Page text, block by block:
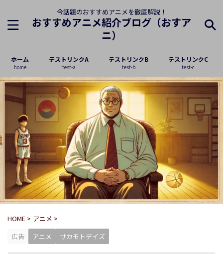
今話題のおすすめアニメを徹底解説！
おすすめアニメ紹介ブログ（おすア
ニ）
ホーム
home
テストリンクA
test-a
テストリンクB
test-b
テストリンクC
test-c
HOME > アニメ >
広告
アニメ サカモトデイズ